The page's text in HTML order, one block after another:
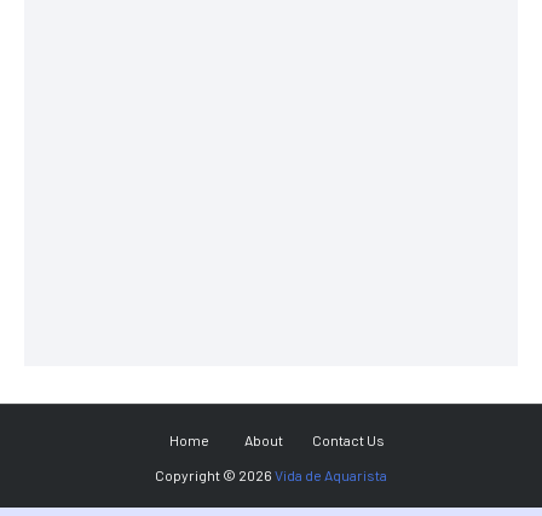
Home About Contact Us
Copyright © 2026 Vida de Aquarista